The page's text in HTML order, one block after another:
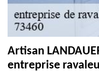
Artisan
entreprise